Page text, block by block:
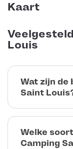
Kaart
Louis
Wat zijn de
Saint
Welke
Camping